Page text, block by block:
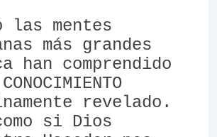
las mentes
más grandes
han comprendido
revelado.
si Dios